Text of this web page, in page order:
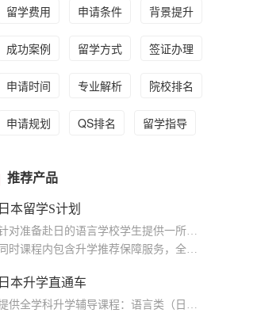
留学费用 申请条件 背景提升
成功案例 留学方式 签证办理
申请时间 专业解析 院校排名
申请规划 QS排名 留学指导
推荐产品
日本留学S计划
针对准备赴日的语言学校学生提供一所语言学校申请的全程服务及配套的本科升学辅导课程服务
同时课程内包含升学推荐保障服务，全力保障学生升学
日本升学直通车
提供全学科升学辅导课程：语言类（日语，英语），学部文科理科，大学院文科理科，美术，音乐，建筑；学部升学课程 留考类，校内考，日语N5-N1，英语基础课，托福，托业；全年课程安排 留考课，大学院专业课程